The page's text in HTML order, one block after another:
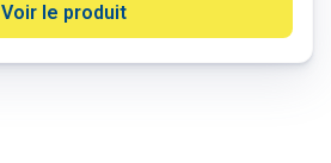
Voir le produit